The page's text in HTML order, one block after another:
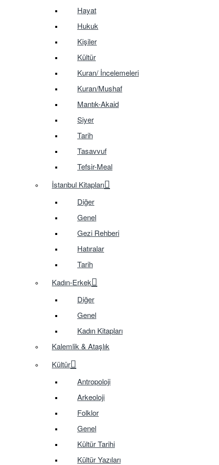
Hayat
Hukuk
Kişiler
Kültür
Kuran/ İncelemeleri
Kuran/Mushaf
Mantık-Akaid
Siyer
Tarih
Tasavvuf
Tefsir-Meal
İstanbul Kitapları
Diğer
Genel
Gezi Rehberi
Hatıralar
Tarih
Kadın-Erkek
Diğer
Genel
Kadın Kitapları
Kalemlik & Ataşlık
Kültür
Antropoloji
Arkeoloji
Folklor
Genel
Kültür Tarihi
Kültür Yazıları